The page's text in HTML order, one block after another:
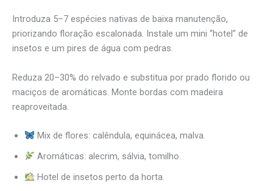
Introduza 5–7 espécies nativas de baixa manutenção,
priorizando floração escalonada. Instale um mini “hotel” de
insetos e um pires de água com pedras.
Reduza 20–30% do relvado e substitua por prado florido ou
maciços de aromáticas. Monte bordas com madeira
reaproveitada.
Mix de flores: calêndula, equinácea, malva.
Aromáticas: alecrim, sálvia, tomilho.
Hotel de insetos perto da horta.